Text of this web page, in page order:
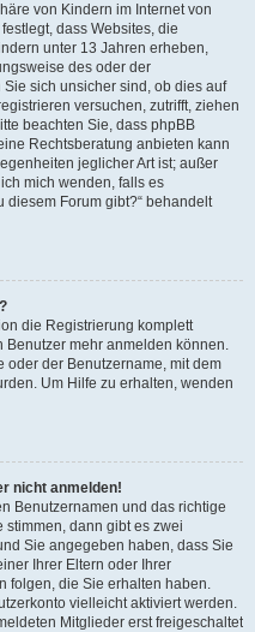
von Kindern im Internet von
dass Websites, die
unter 13 Jahren erheben,
des oder der
sich unsicher sind, ob dies auf
versuchen, zutrifft, ziehen
beachten Sie, dass phpBB
Rechtsberatung anbieten kann
jeglicher Art ist; außer
mich wenden, falls es
diesem Forum gibt?“ behandelt
die Registrierung komplett
Benutzer mehr anmelden können.
oder der Benutzername, mit dem
Um Hilfe zu erhalten, wenden
nicht anmelden!
Benutzernamen und das richtige
dann gibt es zwei
Sie angegeben haben, dass Sie
Ihrer Eltern oder Ihrer
folgen, die Sie erhalten haben.
vielleicht aktiviert werden.
Mitglieder erst freigeschaltet